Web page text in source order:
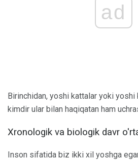
ad
Birinchidan, yoshi kattalar yoki yoshi
kimdir ular bilan haqiqatan ham
Xronologik va biologik davr
Inson sifatida biz ikki xil yoshga